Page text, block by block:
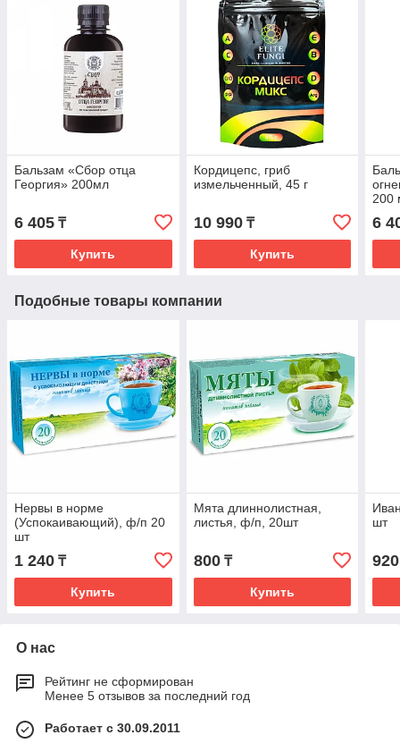
Бальзам «Сбор отца
Георгия» 200мл
6 405 ₸
Купить
Кордицепс, гриб
измельченный, 45 г
10 990₸
Купить
200
6
Подобные товары компании
Нервы в норме
(Успокаивающий), ф/п 20
шт
1 240 ₸
Купить
Мята длиннолистная,
листья, ф/п, 20шт
800₸
Купить
шт
920
О нас
Рейтинг не сформирован
Менее 5 отзывов за последний год
Работает с 30.09.2011